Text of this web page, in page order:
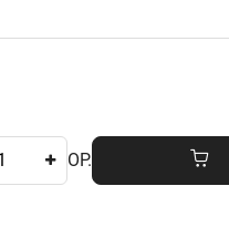
OP.